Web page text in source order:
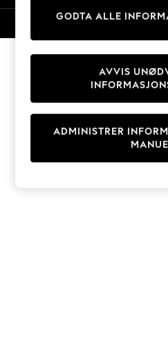
Coats & Jackets
Sweatshirts & Hoodies
Knitwear
Cardigans
Dresses
Sets & Outfits
T-Shirts
GODTA ALLE
ADMINISTRER
AVVIS